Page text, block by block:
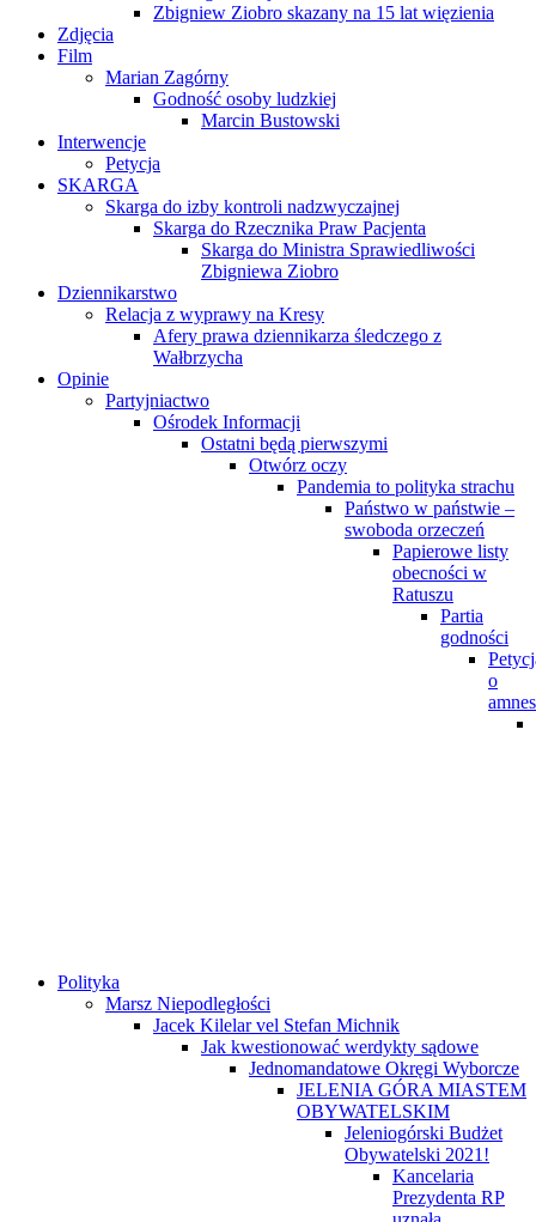
Zbigniew Ziobro skazany na 15 lat więzienia
Zdjęcia
Film
Marian Zagórny
Godność osoby ludzkiej
Marcin Bustowski
Interwencje
Petycja
SKARGA
Skarga do izby kontroli nadzwyczajnej
Skarga do Rzecznika Praw Pacjenta
Skarga do Ministra Sprawiedliwości
Zbigniewa Ziobro
Dziennikarstwo
Relacja z wyprawy na Kresy
Afery prawa dziennikarza śledczego z
Wałbrzycha
Opinie
Partyjniactwo
Ośrodek Informacji
Ostatni będą pierwszymi
Otwórz oczy
Pandemia to polityka strachu
Państwo w państwie –
swoboda orzeczeń
Papierowe listy
obecności w
Ratuszu
Partia
godności
o
Polityka
Marsz Niepodległości
Jacek Kilelar vel Stefan Michnik
Jak kwestionować werdykty sądowe
Jednomandatowe Okręgi Wyborcze
JELENIA GÓRA MIASTEM
OBYWATELSKIM
Jeleniogórski Budżet
Obywatelski 2021!
Kancelaria
Prezydenta RP